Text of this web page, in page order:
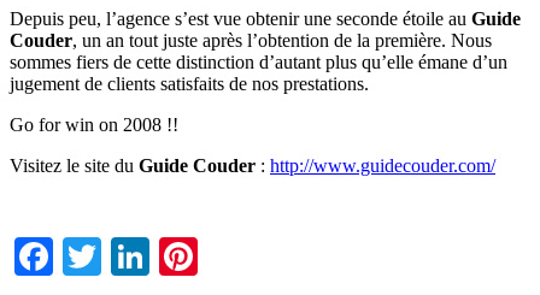
Depuis peu, l’agence s’est vue obtenir une seconde étoile au Guide
Couder, un an tout juste après l’obtention de la première. Nous
sommes fiers de cette distinction d’autant plus qu’elle émane d’un
jugement de clients satisfaits de nos prestations.
Go for win on 2008 !!
Visitez le site du Guide Couder : http://www.guidecouder.com/
Facebook
TwitterLinkedIn